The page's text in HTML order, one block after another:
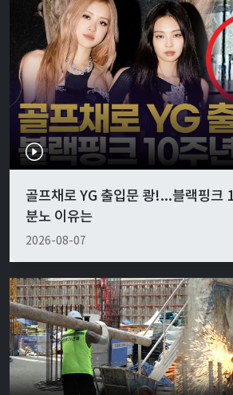
골프채로 YG 출입문 쾅!...블랙핑크
분노 이유는
2026-08-07